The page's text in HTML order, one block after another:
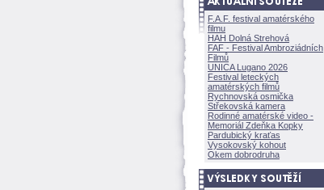
F.A.F. festival amatérského
filmu
HAH Dolná Strehov
FAF - Festival Ambroziádních
Filmů
UNICA Lugano 2026
Festival leteckých
amatérských filmů
Rychnovská osmička
Střekovská kamera
Rodinné amatérské video -
Memoriál Zdeňka Kopky
Pardubický kraťas
Vysokovský kohout
Okem dobrodruha